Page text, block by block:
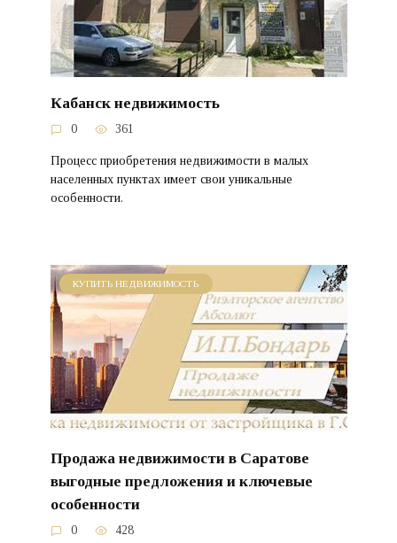
Кабанск недвижимость
0 361
Процесс приобретения недвижимости в малых
населенных пунктах имеет свои уникальные
особенности.
КУПИТЬ НЕДВИЖИМОСТЬ
Продажа недвижимости в Саратове
выгодные предложения и ключевые
особенности
0 428